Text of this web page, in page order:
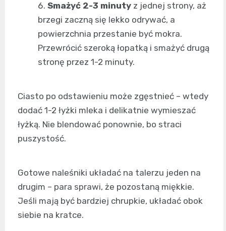
Smażyć 2-3 minuty z jednej strony, aż
brzegi zaczną się lekko odrywać, a
powierzchnia przestanie być mokra.
Przewrócić szeroką łopatką i smażyć drugą
stronę przez 1-2 minuty.
Ciasto po odstawieniu może zgęstnieć – wtedy
dodać 1-2 łyżki mleka i delikatnie wymieszać
łyżką. Nie blendować ponownie, bo straci
puszystość.
Gotowe naleśniki układać na talerzu jeden na
drugim – para sprawi, że pozostaną miękkie.
Jeśli mają być bardziej chrupkie, układać obok
siebie na kratce.